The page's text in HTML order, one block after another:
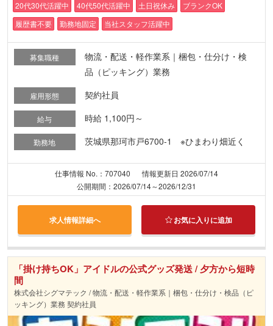
20代30代活躍中 40代50代活躍中 土日祝休み
ブランクOK
履歴書不要
勤務地固定 当社スタッフ活躍中
募集職種
物流・配送・軽作業系｜梱包・仕分け・検
品（ピッキング）業務
雇用形態 契約社員
給与 時給 1,100円～
勤務地 茨城県那珂市戸6700-1 ※ひまわり畑近く
仕事情報 No.：707040
情報更新日 2026/07/14
公開期間：2026/07/14～2026/12/31
求人情報詳細へ お気に入りに追加
「掛け持ちOK」アイドルの公式グッズ発送 / 夕方から短時
間
株式会社シグマテック / 物流・配送・軽作業系｜梱包・仕分け・検品（ピ
ッキング）業務 契約社員